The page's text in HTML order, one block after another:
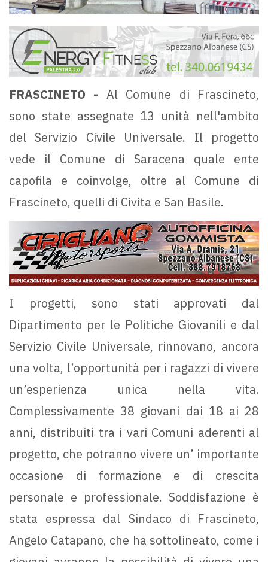
FRASCINETO - Al Comune di Frascineto,
sono state assegnate 13 unità nell'ambito
del Servizio Civile Universale. Il progetto
vede il Comune di Saracena quale ente
capofila e coinvolge, oltre al Comune di
Frascineto, quelli di Civita e San Basile.
I progetti, sono stati approvati dal
Dipartimento per le Politiche Giovanili e dal
Servizio Civile Universale, rinnovano, ancora
una volta, l’opportunità per i ragazzi di vivere
un’esperienza unica nella vita.
Complessivamente 38 giovani dai 18 ai 28
anni, distribuiti tra i vari Comuni aderenti al
progetto, che potranno vivere un’ importante
occasione di formazione e di crescita
personale e professionale. Soddisfazione è
stata espressa dal Sindaco di Frascineto,
Angelo Catapano, che ha sottolineato, come i